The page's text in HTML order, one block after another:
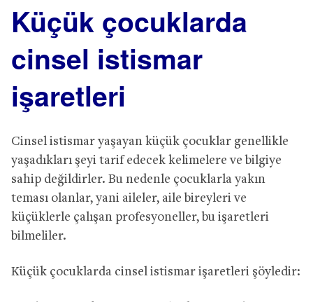
Küçük çocuklarda
cinsel istismar
işaretleri
Cinsel istismar yaşayan küçük çocuklar genellikle
yaşadıkları şeyi tarif edecek kelimelere ve bilgiye
sahip değildirler. Bu nedenle çocuklarla yakın
teması olanlar, yani aileler, aile bireyleri ve
küçüklerle çalışan profesyoneller, bu işaretleri
bilmeliler.
Küçük çocuklarda cinsel istismar işaretleri şöyledir: